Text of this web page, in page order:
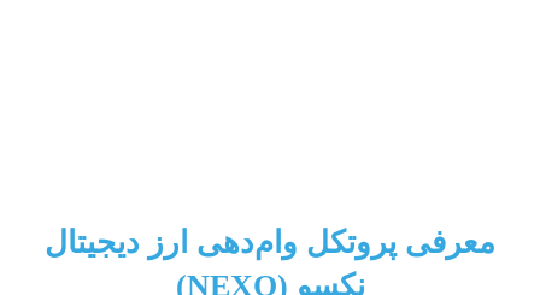
معرفی پروتکل وام‌دهی ارز دیجیتال
نکسو (NEXO)